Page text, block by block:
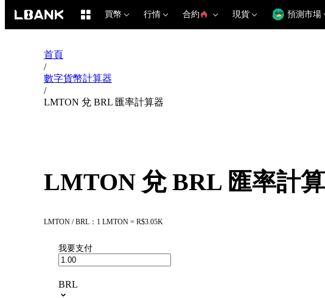
買幣 行情 合約 現貨 預測市場
首頁
/
數字貨幣計算器
/
LMTON 兌 BRL 匯率計算器
LMTON 兌 BRL 匯率計
LMTON / BRL：1 LMTON = R$3.05K
我要支付
BRL